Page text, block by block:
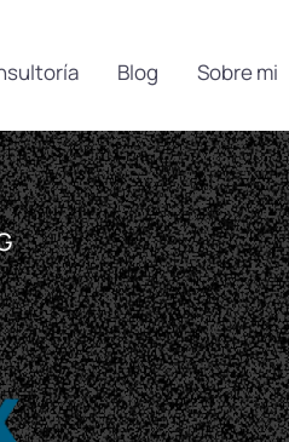
Blog Sobre mi